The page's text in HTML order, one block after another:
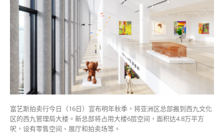
行
明
区
总
部
迁
至
西
九
文
富艺斯拍卖行今日（16日）宣布明年秋季，将亚洲区总部搬到西九文化
区的西九管理局大楼。新总部将占用大楼6层空间，面积达4.8万平方
呎，设有零售空间、展厅和拍卖场等。